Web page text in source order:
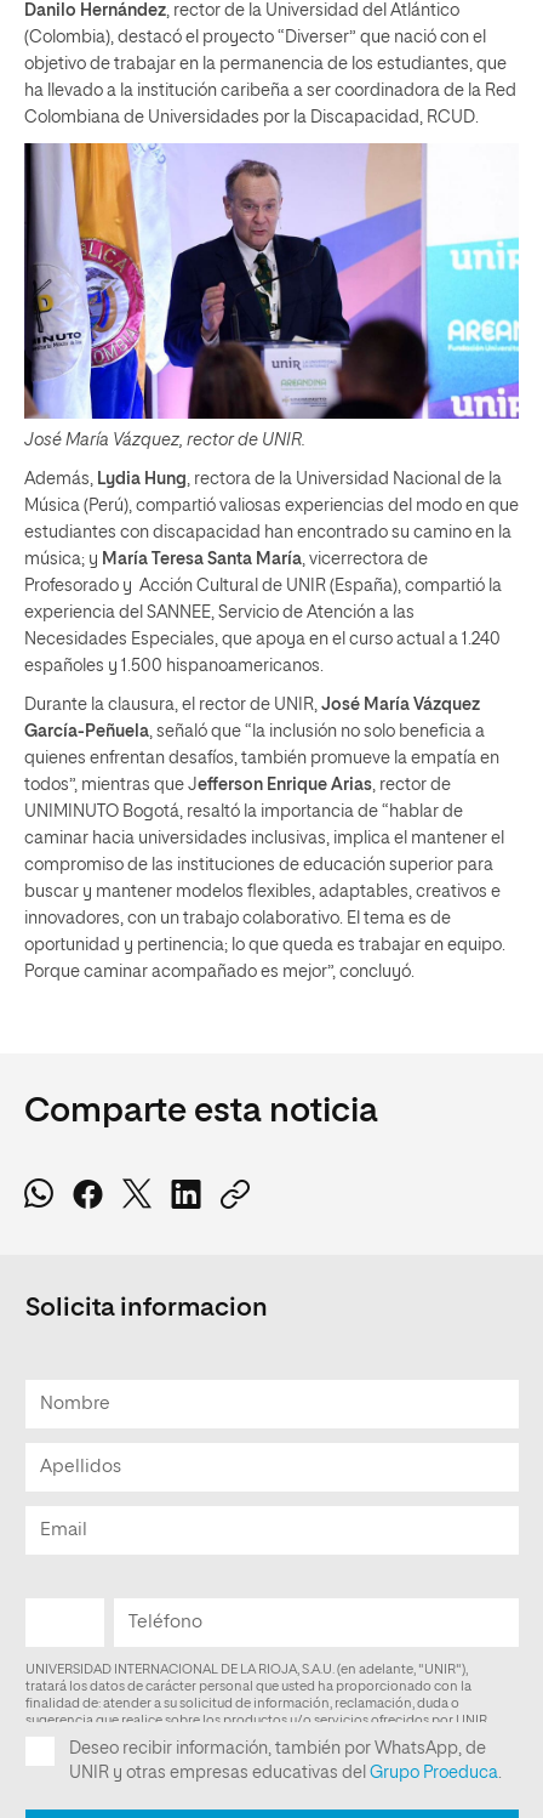
Danilo Hernández , rector de la Universidad del Atlántico
(Colombia), destacó el proyecto “Diverser” que nació con el
objetivo de trabajar en la permanencia de los estudiantes, que
ha llevado a la institución caribeña a ser coordinadora de la Red
Colombiana de Universidades por la Discapacidad, RCUD.
José María Vázquez, rector de UNIR.
Además, Lydia Hung, rectora de la Universidad Nacional de la
Música (Perú), compartió valiosas experiencias del modo en que
estudiantes con discapacidad han encontrado su camino en la
música; y María Teresa Santa María, vicerrectora de
Profesorado y Acción Cultural de UNIR (España), compartió la
experiencia del SANNEE, Servicio de Atención a las
Necesidades Especiales, que apoya en el curso actual a 1.240
españoles y 1.500 hispanoamericanos.
Durante la clausura, el rector de UNIR, José María Vázquez
García-Peñuela, señaló que “la inclusión no solo beneficia a
quienes enfrentan desafíos, también promueve la empatía en
todos”, mientras que Jefferson Enrique Arias, rector de
UNIMINUTO Bogotá, resaltó la importancia de “hablar de
caminar hacia universidades inclusivas, implica el mantener el
compromiso de las instituciones de educación superior para
buscar y mantener modelos flexibles, adaptables, creativos e
innovadores, con un trabajo colaborativo. El tema es de
oportunidad y pertinencia; lo que queda es trabajar en equipo.
Porque caminar acompañado es mejor”, concluyó.
Comparte esta noticia
Solicita informacion